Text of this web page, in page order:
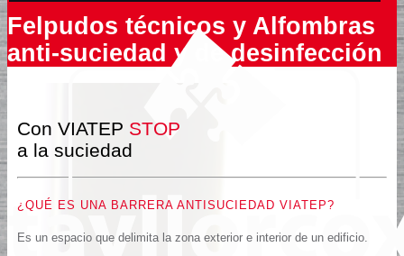
Felpudos técnicos y Alfombras
anti-suciedad y de desinfección
Con VIATEP STOP
a la suciedad
¿QUÉ ES UNA BARRERA ANTISUCIEDAD VIATEP?
Es un espacio que delimita la zona exterior e interior de un edificio.